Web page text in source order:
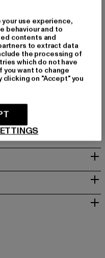
Bio-Baumwolle
Ober-Ramstadt |
use experience,
behaviour and to
contents and
to extract data
the processing of
which do not have
you want to change
on "Accept" you